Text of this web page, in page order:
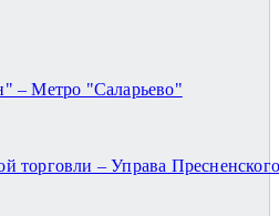
– Метро "Саларьево"
торговли – Управа